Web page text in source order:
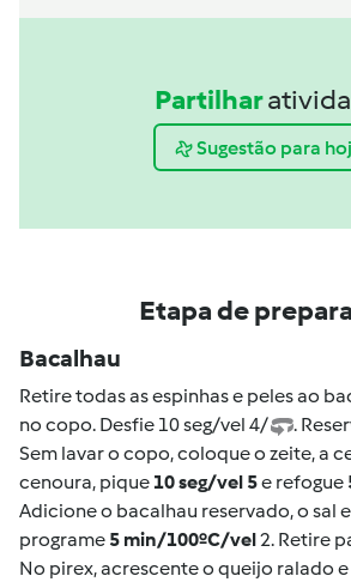
Partilhar
Sugestão para
Etapa de
Bacalhau
Retire todas as espinhas e peles ao
no copo. Desfie 10 seg/vel 4/
.
Sem lavar o copo, coloque o zeite, a
cenoura, pique 10 seg/vel 5e refogue
Adicione o bacalhau reservado, o sal
programe 5 min/100ºC/vel2. Retire
No pirex, acrescente o queijo ralado